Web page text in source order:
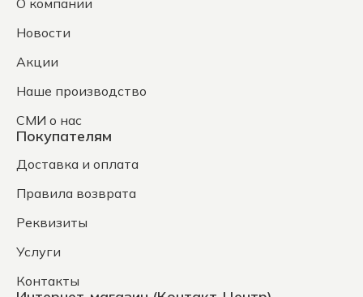
О компании
Новости
Акции
Наше производство
СМИ о нас
Покупателям
Доставка и оплата
Правила возврата
Реквизиты
Услуги
Контакты